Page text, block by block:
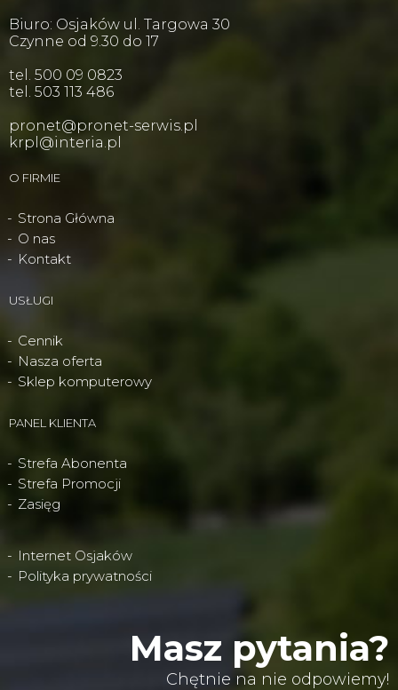
Biuro: Osjaków ul. Targowa 30
Czynne od 9.30 do 17
tel. 500 09 0823
tel. 503 113 486
pronet@pronet-serwis.pl
krpl@interia.pl
O FIRMIE
Strona Główna
O nas
Kontakt
USŁUGI
Cennik
Nasza oferta
Sklep komputerowy
PANEL KLIENTA
Strefa Abonenta
Strefa Promocji
Zasięg
Internet Osjaków
Polityka prywatności
Masz pytania?
Chętnie na nie odpowiemy!